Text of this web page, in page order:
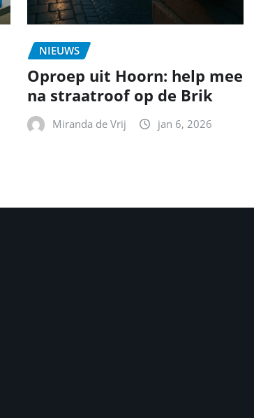
NIEUWS
Oproep uit Hoorn: help mee
na straatroof op de Brik
Miranda de Vrij jan 6, 2026